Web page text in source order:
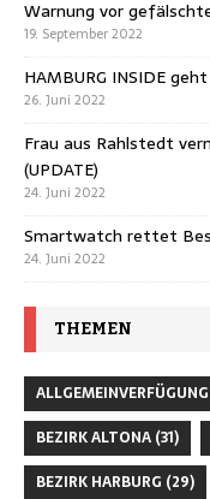
Warnung vor
19. September 2022
HAMBURG INSIDE
26. Juni 2022
Frau aus Rahlstedt
(UPDATE)
24. Juni 2022
Smartwatch rettet
24. Juni 2022
THEMEN
ALLGEMEINVERFÜGUNG
BEZIRK ALTONA (31)
BEZIRK HARBURG (29)